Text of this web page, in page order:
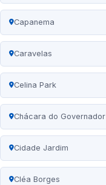
Capanema
Caravelas
Celina Park
Chácara do Governador
Cidade Jardim
Cléa Borges